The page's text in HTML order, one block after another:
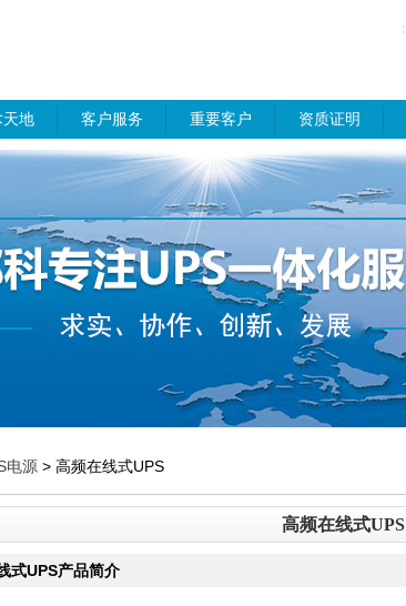
天地 客户服务 重要客户 资质证明
电源 > 高频在线式UPS
高频在线式UPS
式UPS产品简介